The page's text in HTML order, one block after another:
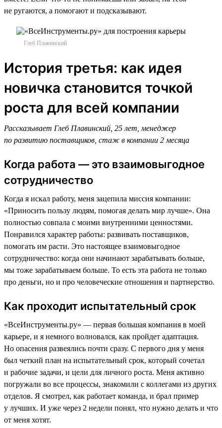
не ругаются, а помогают и подсказывают.
Глеб Плавинский
История третья: как идея
новичка становится точкой
роста для всей компании
Рассказывает Глеб Плавинский, 25 лет, менеджер
по развитию поставщиков, стаж в компании 2 месяца
Когда работа — это взаимовыгодное
сотрудничество
Когда я искал работу, меня зацепила миссия компании:
«Приносить пользу людям, помогая делать мир лучше». Она
полностью совпала с моими внутренними ценностями.
Понравился характер работы: развивать поставщиков,
помогать им расти. Это настоящее взаимовыгодное
сотрудничество: когда они начинают зарабатывать больше,
мы тоже зарабатываем больше. То есть эта работа не только
про деньги, но и про человеческие отношения и партнерство.
Как проходит испытательный срок
«ВсеИнструменты.ру» — первая большая компания в моей
карьере, и я немного волновался, как пройдет адаптация.
Но опасения развеялись почти сразу. С первого дня у меня
был четкий план на испытательный срок, который сочетал
и рабочие задачи, и цели для личного роста. Меня активно
погружали во все процессы, знакомили с коллегами из других
отделов. Я смотрел, как работает команда, и брал пример
у лучших. И уже через 2 недели понял, что нужно делать и что
от меня хотят.